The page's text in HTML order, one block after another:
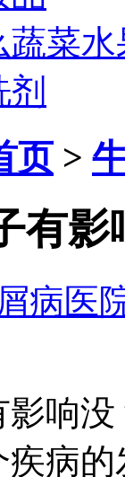
蔬菜水
页>
有影
病医
响
病